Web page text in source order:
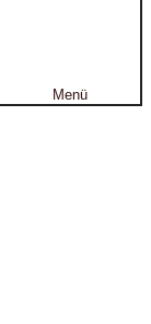
Menü